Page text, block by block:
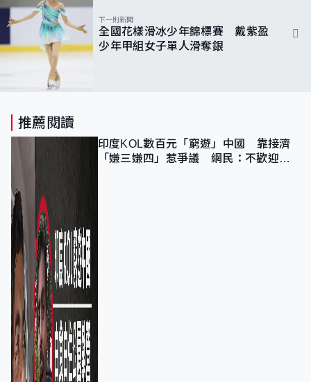
下一則新聞
全國花樣滑冰少年錦標賽 戴紫盈
少年甲組女子單人滑奪銀
推薦閱讀
印度KOL數百元「窮遊」中國 靠接濟
「嫌三嫌四」惹爭議 網民：不歡迎劣